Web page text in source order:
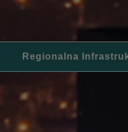
Regionalna